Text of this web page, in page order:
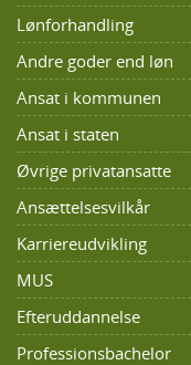
Lønforhandling
Andre goder end løn
Ansat i kommunen
Ansat i staten
Øvrige privatansatte
Ansættelsesvilkår
Karriereudvikling
MUS
Efteruddannelse
Professionsbachelor